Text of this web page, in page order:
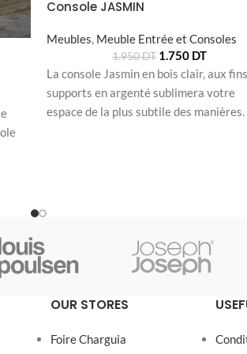
Console JASMIN
Meubles, Meuble Entrée et Consoles
1.950DT 1.750 DT
La console Jasmin en bois clair, aux fins
supports en argenté sublimera votre
espace de la plus subtile des manières.
OUR STORES
Foire Charguia